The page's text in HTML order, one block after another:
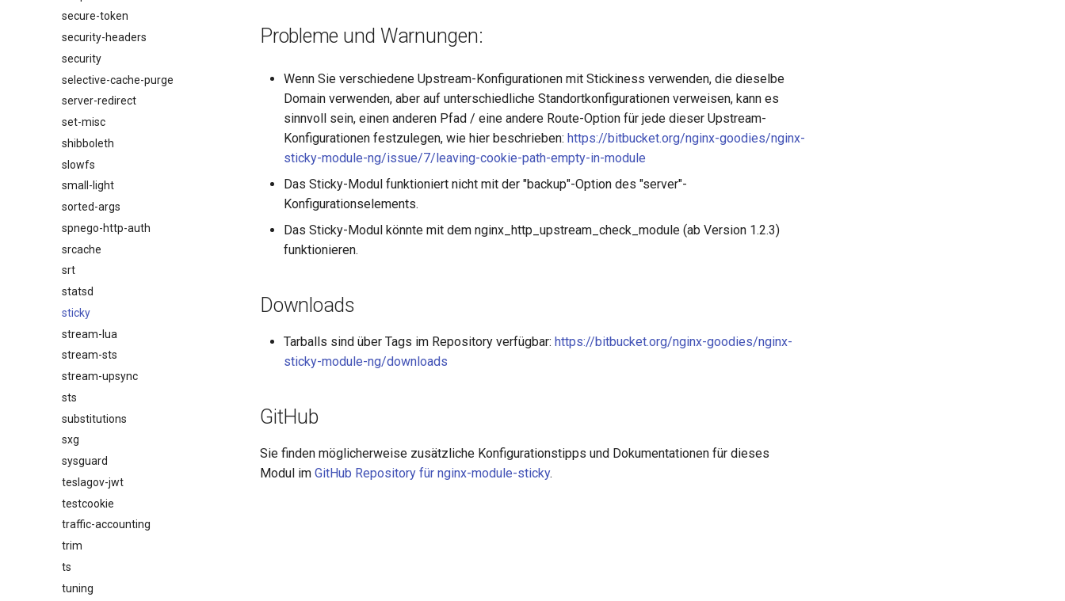
secure-token
security-headers
security
selective-cache-purge
server-redirect
set-misc
shibboleth
slowfs
small-light
sorted-args
spnego-http-auth
srcache
srt
statsd
sticky
stream-lua
stream-sts
stream-upsync
sts
substitutions
sxg
sysguard
teslagov-jwt
testcookie
traffic-accounting
trim
ts
tuning
Probleme und Warnungen:
Wenn Sie verschiedene Upstream-Konfigurationen mit Stickiness verwenden, die dieselbe
Domain verwenden, aber auf unterschiedliche Standortkonfigurationen verweisen, kann es
sinnvoll sein, einen anderen Pfad / eine andere Route-Option für jede dieser Upstream-
Konfigurationen festzulegen, wie hier beschrieben: https://bitbucket.org/nginx-goodies/nginx-
sticky-module-ng/issue/7/leaving-cookie-path-empty-in-module
Das Sticky-Modul funktioniert nicht mit der "backup"-Option des "server"-
Konfigurationselements.
Das Sticky-Modul könnte mit dem nginx_http_upstream_check_module (ab Version 1.2.3)
funktionieren.
Downloads
Tarballs sind über Tags im Repository verfügbar: https://bitbucket.org/nginx-goodies/nginx-
sticky-module-ng/downloads
GitHub
Sie finden möglicherweise zusätzliche Konfigurationstipps und Dokumentationen für dieses
Modul im GitHub Repository für nginx-module-sticky.